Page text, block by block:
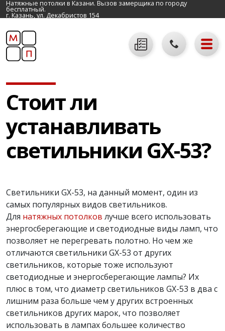
Натяжные потолки в Казани. Вызов замерщика по городу
бесплатный.
г. Казань, ул. Декабристов 154
Стоит ли
устанавливать
светильники GX-53?
Светильники GX-53, на данный момент, один из
самых популярных видов светильников.
Для натяжных потолков лучше всего использовать
энергосберегающие и светодиодные виды ламп, что
позволяет не перегревать полотно. Но чем же
отличаются светильники GX-53 от других
светильников, которые тоже используют
светодиодные и энергосберегающие лампы? Их
плюс в том, что диаметр светильников GX-53 в два с
лишним раза больше чем у других встроенных
светильников других марок, что позволяет
использовать в лампах большее количество